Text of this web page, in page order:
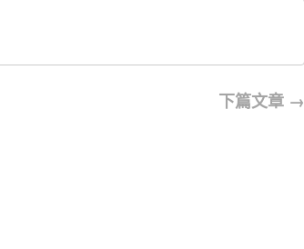
下篇文章→